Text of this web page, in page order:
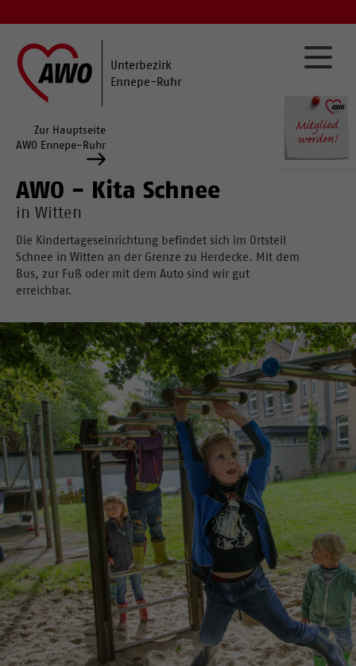
Unterbezirk
Ennepe-Ruhr
Zur Hauptseite
AWO Ennepe-Ruhr
AWO - Kita Schnee
in Witten
Die Kindertageseinrichtung befindet sich im Ortsteil
Schnee in Witten an der Grenze zu Herdecke. Mit dem
Bus, zur Fuß oder mit dem Auto sind wir gut
erreichbar.